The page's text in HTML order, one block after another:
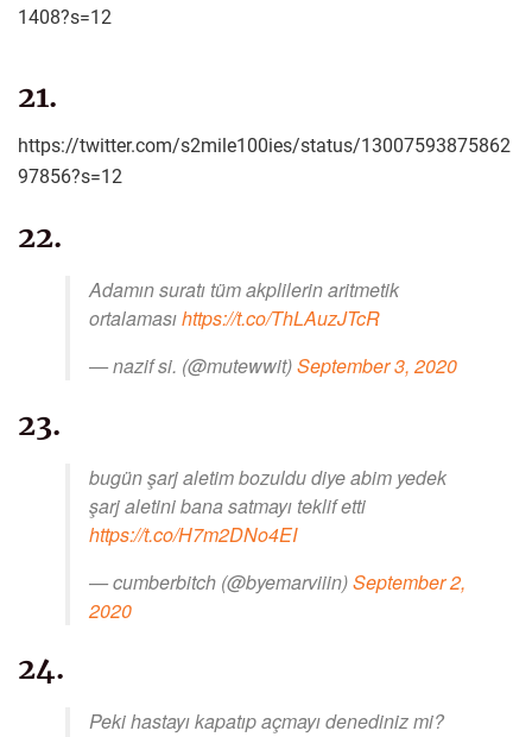
1408?s=12
21.
https://twitter.com/s2mile100ies/status/13007593875862
97856?s=12
22.
Adamın suratı tüm akplilerin aritmetik
ortalamasıhttps://t.co/ThLAuzJTcR
— nazif si. (@mutewwit)September 3, 2020
23.
bugün şarj aletim bozuldu diye abim yedek
şarj aletini bana satmayı teklif etti
https://t.co/H7m2DNo4EI
— cumberbitch (@byemarviiin)September 2,
2020
24.
Peki hastayı kapatıp açmayı denediniz mi?